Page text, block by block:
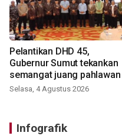
Pelantikan DHD 45,
Gubernur Sumut tekankan
semangat juang pahlawan
Selasa, 4 Agustus 2026
Infografik